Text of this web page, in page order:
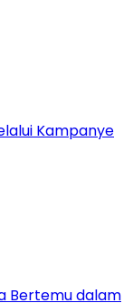
Kampanye
Bertemu dalam